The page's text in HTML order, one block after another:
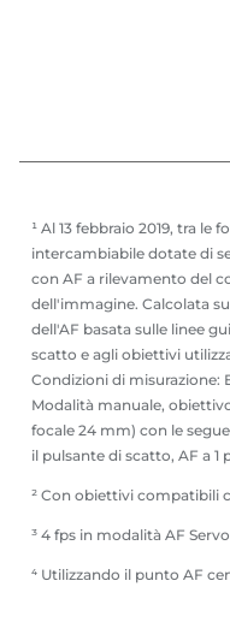
¹ Al 13 febbraio 2019, tra
intercambiabile dotate di
con AF a rilevamento del
dell'immagine. Calcolata
dell'AF basata sulle linee
scatto e agli obiettivi
Condizioni di misurazione:
Modalità manuale,
focale 24 mm) con le
il pulsante di scatto, AF a
² Con obiettivi compatibili
³ 4 fps in modalità AF Servo
⁴ Utilizzando il punto AF